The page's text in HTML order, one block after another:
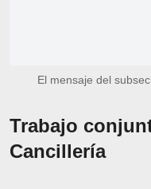
El mensaje del
Trabajo
Cancillería